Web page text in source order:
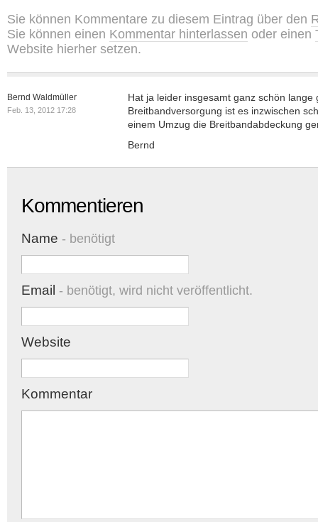
Sie können Kommentare zu diesem Eintrag über den
Sie können einen Kommentar hinterlassen oder einen
Website hierher setzen.
Bernd Waldmüller
Feb. 13, 2012 17:28
Hat ja leider insgesamt ganz schön
Breitbandversorgung ist es inzwischen
einem Umzug die Breitbandabdeckung
Bernd
Kommentieren
Name - benötigt
Email - benötigt, wird nicht veröffentlicht.
Website
Kommentar